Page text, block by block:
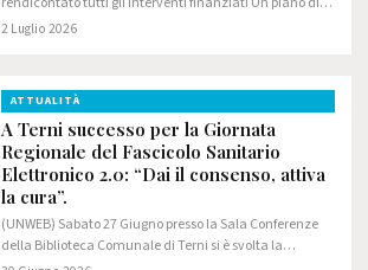
investimenti storico è stato portato a termine senza
2 Luglio 2026
ATTUALITÀ
A Terni successo per la Giornata
Regionale del Fascicolo Sanitario
Elettronico 2.0: “Dai il consenso, attiva
la cura”.
(UNWEB) Sabato 27 Giugno presso la Sala Conferenze
della Biblioteca Comunale di Terni si è svolta la